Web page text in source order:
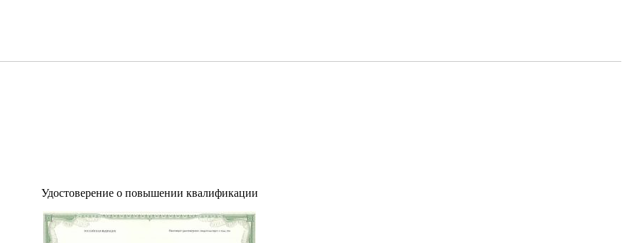
Удостоверение о повышении квалификации